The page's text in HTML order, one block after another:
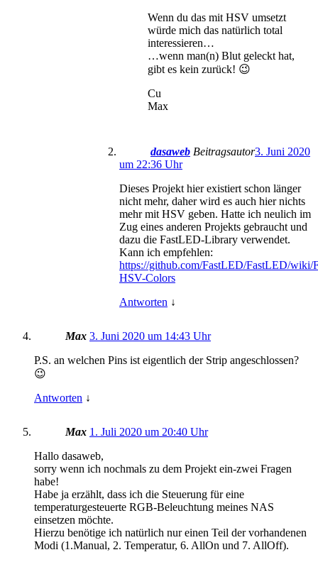
Wenn du das mit HSV umsetzt
würde mich das natürlich total
interessieren…
…wenn man(n) Blut geleckt hat,
gibt es kein zurück! 😉
Cu
Max
dasaweb Beitragsautor3. Juni 2020
um 22:36 Uhr
Dieses Projekt hier existiert schon länger
nicht mehr, daher wird es auch hier nichts
mehr mit HSV geben. Hatte ich neulich im
Zug eines anderen Projekts gebraucht und
dazu die FastLED-Library verwendet.
Kann ich empfehlen:
https://github.com/FastLED/FastLED/wiki/
HSV-Colors
Antworten ↓
Max 3. Juni 2020 um 14:43 Uhr
P.S. an welchen Pins ist eigentlich der Strip angeschlossen?
😉
Antworten ↓
Max 1. Juli 2020 um 20:40 Uhr
Hallo dasaweb,
sorry wenn ich nochmals zu dem Projekt ein-zwei Fragen
habe!
Habe ja erzählt, dass ich die Steuerung für eine
temperaturgesteuerte RGB-Beleuchtung meines NAS
einsetzen möchte.
Hierzu benötige ich natürlich nur einen Teil der vorhandenen
Modi (1.Manual, 2. Temperatur, 6. AllOn und 7. AllOff).